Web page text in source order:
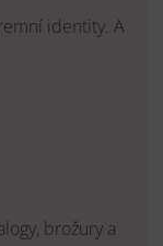
identity. A
brožury a